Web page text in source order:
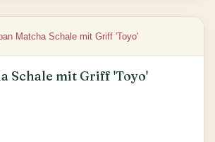
Schale mit Griff 'Toyo'